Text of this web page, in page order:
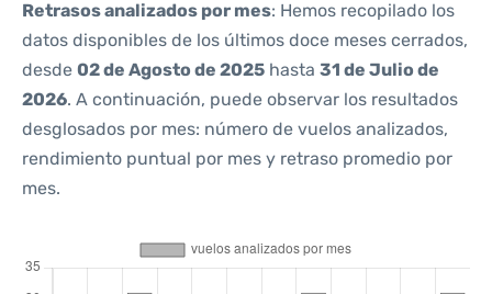
Retrasos analizados por mes: Hemos recopilado los
datos disponibles de los últimos doce meses cerrados,
desde 02 de Agosto de 2025 hasta 31 de Julio de
2026. A continuación, puede observar los resultados
desglosados por mes: número de vuelos analizados,
rendimiento puntual por mes y retraso promedio por
mes.